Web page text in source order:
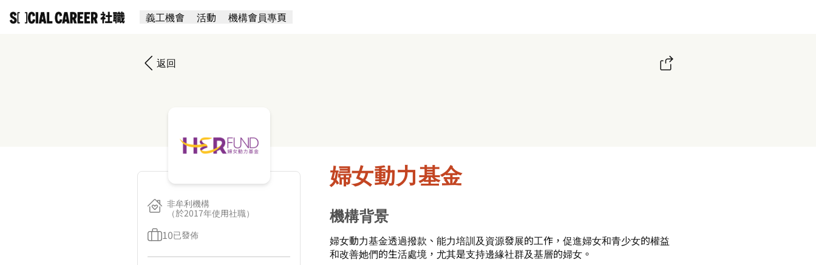
義工機會 活動 機構會員專頁
返回
非牟利機構
（於2017年使用社職）
10已發佈
婦女動力基金
機構背景
婦女動力基金透過撥款、能力培訓及資源發展的工作，促進婦女和青少女的權益
和改善她們的生活處境，尤其是支持邊緣社群及基層的婦女。